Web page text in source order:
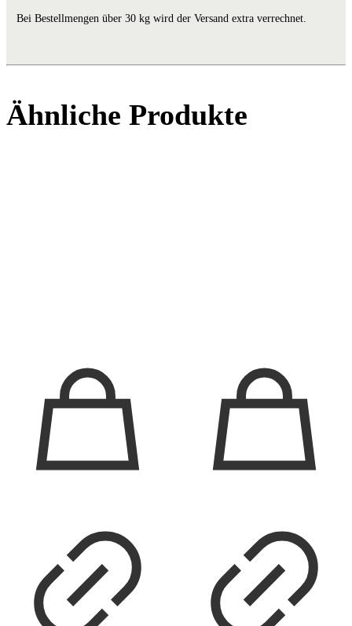
Bei Bestellmengen über 30 kg wird der Versand extra verrechnet.
Ähnliche Produkte